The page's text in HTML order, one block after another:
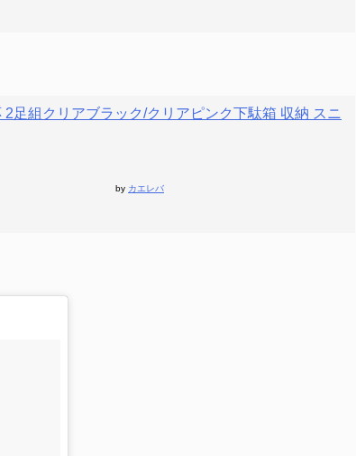
組クリアブラック/クリアピンク下駄箱 収納 スニ
by カエレバ